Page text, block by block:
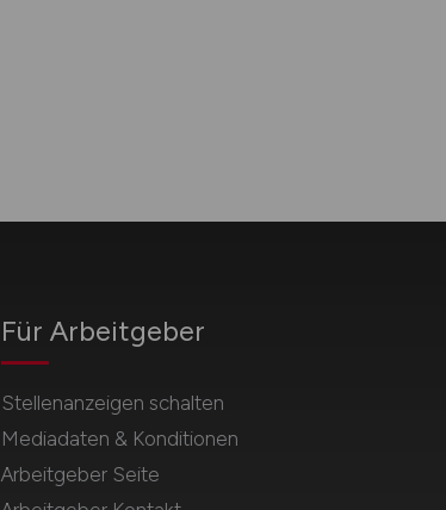
Für Arbeitgeber
Stellenanzeigen schalten
Mediadaten & Konditionen
Arbeitgeber Seite